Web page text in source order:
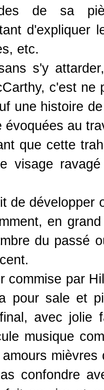
de sa
d'expliquer
etc.
s'y
c'est
une histoire
évoquées au
que cette
visage
de
en
du passé
commise par
pour sale et
avec jolie
musique
confondre